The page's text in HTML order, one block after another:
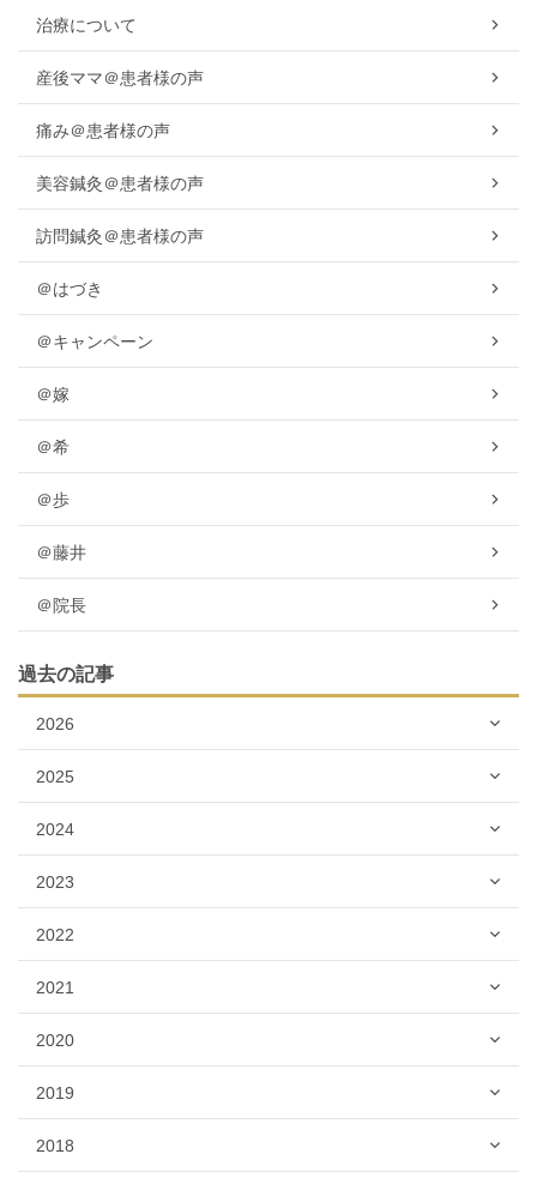
治療について
産後ママ＠患者様の声
痛み＠患者様の声
美容鍼灸＠患者様の声
訪問鍼灸＠患者様の声
＠はづき
＠キャンペーン
＠嫁
＠希
＠歩
＠藤井
＠院長
過去の記事
2026
2025
2024
2023
2022
2021
2020
2019
2018